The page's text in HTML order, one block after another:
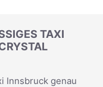
TAXI
Innsbruck genau